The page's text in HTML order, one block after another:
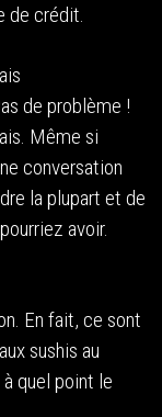
de crédit.
de problème !
Même si
conversation
la plupart et de
avoir.
En fait, ce sont
sushis au
à quel point le